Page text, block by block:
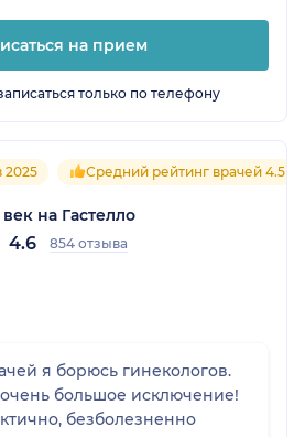
на прием
только по телефону
2025 Средний рейтинг врачей 4.5
век на Гастелло
4.6 854 отзыва
я борюсь гинекологов.
большое исключение!
безболезненно